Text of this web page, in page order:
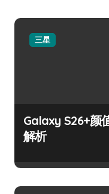
三星
Galaxy S26+颜
解析